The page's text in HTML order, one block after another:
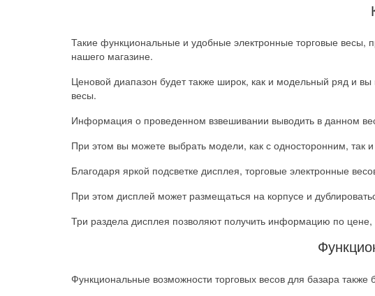
Такие функциональные и удобные электронные торговые весы,
нашего магазине.
Ценовой диапазон будет также широк, как и модельный ряд и
весы.
Информация о проведенном взвешивании выводить в данном
При этом вы можете выбрать модели, как с односторонним, так
Благодаря яркой подсветке дисплея, торговые электронные
При этом дисплей может размещаться на корпусе и
Три раздела дисплея позволяют получить информацию по цене,
Функциональные возможности торговых весов для базара также